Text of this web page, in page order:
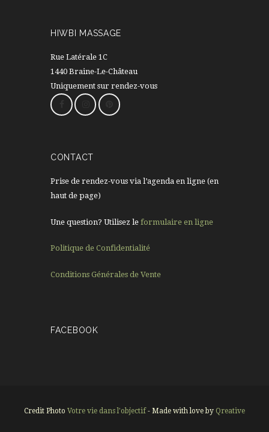
HIWBI MASSAGE
Rue Latérale 1C
1440 Braine-Le-Château
Uniquement sur rendez-vous
CONTACT
Prise de rendez-vous via l’agenda en ligne (en
haut de page)
Une question? Utilisez le formulaire en ligne
Politique de Confidentialité
Conditions Générales de Vente
FACEBOOK
Credit Photo Votre vie dans l'objectif- Made with love by Qreative